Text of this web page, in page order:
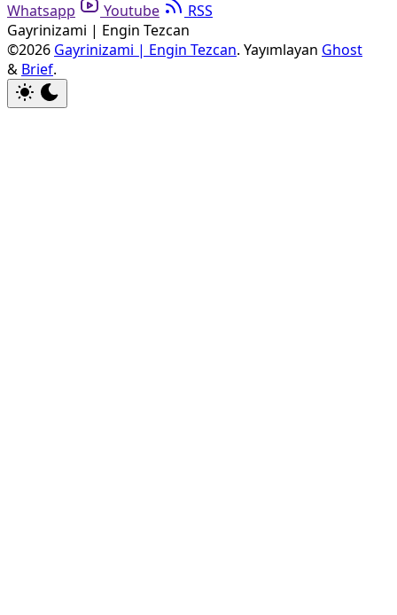
Whatsapp
Youtube
RSS
Gayrinizami | Engin Tezcan
©2026 Gayrinizami | Engin Tezcan. Yayımlayan Ghost
& Brief.